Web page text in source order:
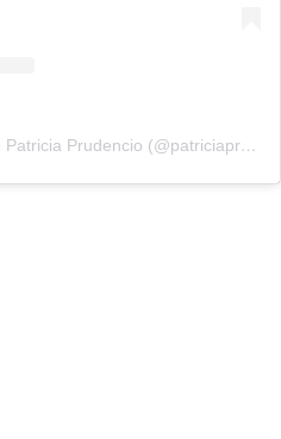
Una publicación compartida de Patricia Prudencio (@patriciaprudencio98)